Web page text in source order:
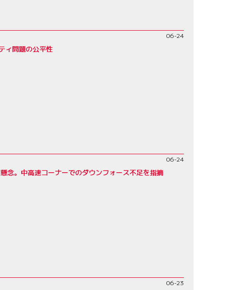
06-24
ィ問題の公平性
06-24
念。中高速コーナーでのダウンフォース不足を指摘
06-23